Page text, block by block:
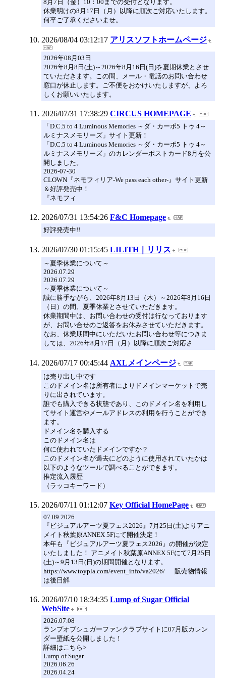
8月7日（金）10：00までの受付となります。
休業明けの8月17日（月）以降に順次ご対応いたします。
何卒ご了承くださいませ。
2026/08/04 03:12:17 アリスソフトホームページ
2026年08月03日
2026年8月8日(土)～2026年8月16日(日)を夏期休業とさせ
ていただきます。この間、メール・電話のお問い合わせ
窓口が休止します。ご不便をおかけいたしますが、よろ
しくお願いいたします。
2026/07/31 17:38:29 CIRCUS HOMEPAGE
「D.C.5 to 4 Luminous Memories ～ダ・カーポ5 トゥ 4～
ルミナスメモリーズ」サイト更新！
「D.C.5 to 4 Luminous Memories ～ダ・カーポ5 トゥ 4～
ルミナスメモリーズ」のカレンダーポストカード8月を公
開しました。
2026-07-30
CLOWN『ネモフィリア-We pass each other-』サイト更新
＆好評発売中！
『ネモフィ
2026/07/31 13:54:26 F&C Homepage
好評発売中!!
2026/07/30 01:15:45 LILITH｜リリス
～夏季休業について～
2026.07.29
2026.07.29
～夏季休業について～
誠に勝手ながら、2026年8月13日（木）～2026年8月16日
（日）の間、夏季休業とさせていただきます。
休業期間中は、お問い合わせの受付は行なっております
が、お問い合せのご返答をお休みさせていただきます。
なお、休業期間中にいただいたお問い合わせ等につきま
しては、2026年8月17日（月）以降に順次ご対応さ
2026/07/17 00:45:44 AXLメインページ
は売り出し中です
このドメイン名は所有者によりドメインマーケットで売
りに出されています。
誰でも購入できる状態であり、このドメイン名を利用し
てサイト運営やメールアドレスの利用を行うことができ
ます。
ドメイン名を購入する
このドメイン名は
何に使われていたドメインですか？
このドメイン名が過去にどのように使用されていたかは
以下のようなツールで調べることができます。
推定流入履歴
（ラッコキーワード）
2026/07/11 01:12:07 Key Official HomePage
07.09.2026
『ビジュアルアーツ夏フェス2026』7月25日(土)よりアニ
メイト秋葉原ANNEX 5Fにて開催決定！
本年も『ビジュアルアーツ夏フェス2026』の開催が決定
いたしました！ アニメイト秋葉原ANNEX 5Fにて7月25日
(土)～9月13日(日)の期間開催となります。
https://www.toypla.com/event_info/va2026/ 販売物情報
は後日解
2026/07/10 18:34:35 Lump of Sugar Official
WebSite
2026.07.08
ランプオブシュガーファンクラブサイトに07月版カレン
ダー壁紙を公開しました！
詳細はこちら>
Lump of Sugar
2026.06.26
2026.04.24